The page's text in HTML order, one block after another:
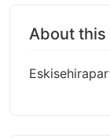
About this